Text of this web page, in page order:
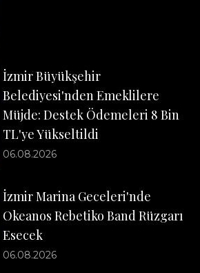
İzmir Büyükşehir
Belediyesi'nden Emeklilere
Müjde: Destek Ödemeleri 8 Bin
TL'ye Yükseltildi
06.08.2026
İzmir Marina Geceleri'nde
Okeanos Rebetiko Band Rüzgarı
Esecek
06.08.2026